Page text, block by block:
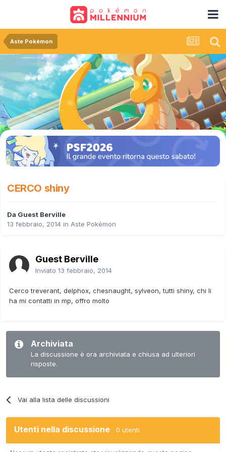
Aste Pokémon
CERCO shiny
Da Guest Berville
13 febbraio, 2014 in Aste Pokémon
Guest Berville
Inviato 13 febbraio, 2014
Cerco treverant, delphox, chesnaught, sylveon, tutti shiny, chi li
ha mi contatti in mp, offro molto
Archiviata
La discussione è ora archiviata e chiusa ad ulteriori
risposte.
Vai alla lista delle discussioni
Utenti nella discussione 0 utenti